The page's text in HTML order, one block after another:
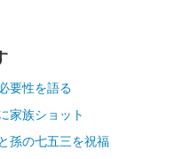
要性を語る
家族ショット
孫の七五三を祝福